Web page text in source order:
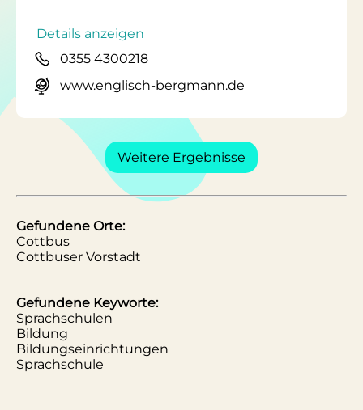
Details anzeigen
0355 4300218
www.englisch-bergmann.de
Weitere Ergebnisse
Gefundene Orte:
Cottbus
Cottbuser Vorstadt
Gefundene Keyworte:
Sprachschulen
Bildung
Bildungseinrichtungen
Sprachschule